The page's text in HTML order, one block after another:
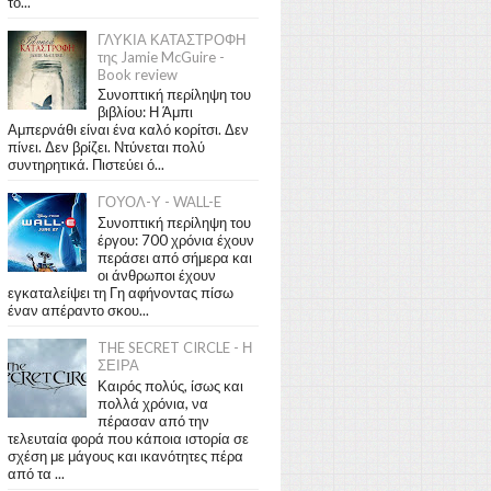
ΓΛΥΚΙΑ ΚΑΤΑΣΤΡΟΦΗ
της Jamie McGuire -
Book review
Συνοπτική περίληψη του
βιβλίου: Η Άμπι
Αμπερνάθι είναι ένα καλό κορίτσι. Δεν
πίνει. Δεν βρίζει. Ντύνεται πολύ
συντηρητικά. Πιστεύει ό...
ΓΟΥΟΛ-Υ - WALL-E
Συνοπτική περίληψη του
έργου: 700 χρόνια έχουν
περάσει από σήμερα και
οι άνθρωποι έχουν
εγκαταλείψει τη Γη αφήνοντας πίσω
έναν απέραντο σκου...
THE SECRET CIRCLE - Η
ΣΕΙΡΑ
Καιρός πολύς, ίσως και
πολλά χρόνια, να
πέρασαν από την
τελευταία φορά που κάποια ιστορία σε
σχέση με μάγους και ικανότητες πέρα
από τα ...